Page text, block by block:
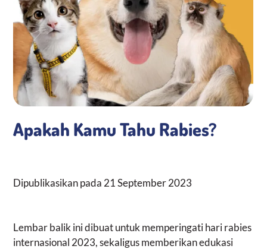
Media KIE
Apakah Kamu Tahu Rabies?
Dipublikasikan pada 21 September 2023
Lembar balik ini dibuat untuk memperingati hari rabies
internasional 2023, sekaligus memberikan edukasi